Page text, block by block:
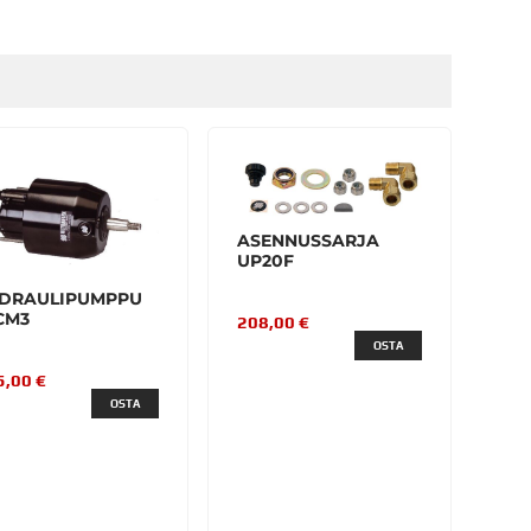
€
OSTA
ASENNUSSARJA
UP20F
208,00 €
OSTA